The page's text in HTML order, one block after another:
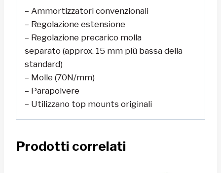
– Ammortizzatori convenzionali
– Regolazione estensione
– Regolazione precarico molla
separato (approx. 15 mm più bassa della
standard)
– Molle (70N/mm)
– Parapolvere
– Utilizzano top mounts originali
Prodotti correlati